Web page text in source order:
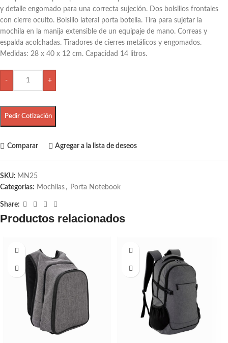
y detalle engomado para una correcta sujeción. Dos bolsillos frontales
con cierre oculto. Bolsillo lateral porta botella. Tira para sujetar la
mochila en la manija extensible de un equipaje de mano. Correas y
espalda acolchadas. Tiradores de cierres metálicos y engomados.
Medidas: 28 x 40 x 12 cm. Capacidad 14 litros.
- +
Pedir Cotización
Comparar Agregar a la lista de deseos
SKU: MN25
Categorías: Mochilas , Porta Notebook
Share:
Productos relacionados